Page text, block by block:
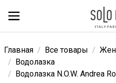
Главная Все товары
Водолазка
Водолазка N.O.W. Andrea